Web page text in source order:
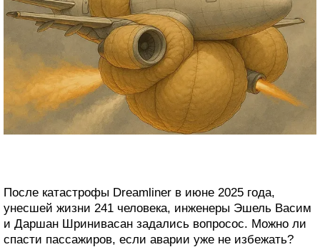
После катастрофы Dreamliner в июне 2025 года,
унесшей жизни 241 человека, инженеры Эшель Васим
и Даршан Шринивасан задались вопросос. Можно ли
спасти пассажиров, если аварии уже не избежать?